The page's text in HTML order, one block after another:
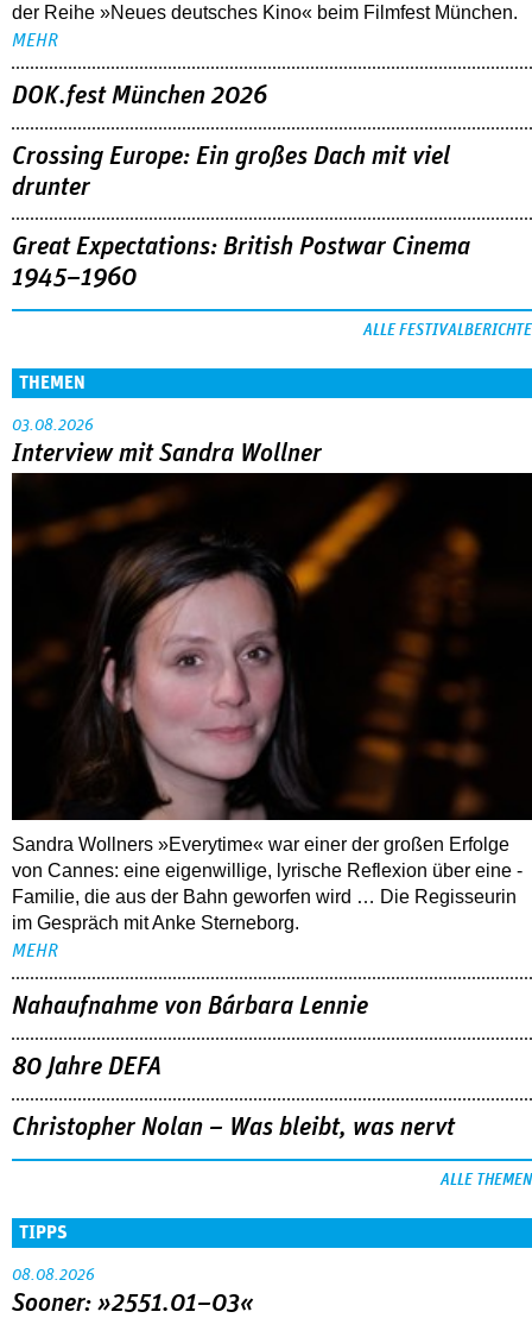
der Reihe »Neues deutsches Kino« beim Filmfest München.
MEHR
DOK.fest München 2026
Crossing Europe: Ein großes Dach mit viel
drunter
Great Expectations: British Postwar Cinema
1945–1960
ALLE FESTIVALBERICHTE
THEMEN
03.08.2026
Interview mit Sandra Wollner
Sandra Wollners »Everytime« war einer der großen Erfolge
von Cannes: eine eigenwillige, lyrische Reflexion über eine ­
Familie, die aus der Bahn geworfen wird … Die Regisseurin
im Gespräch mit Anke Sterneborg.
MEHR
Nahaufnahme von Bárbara Lennie
80 Jahre DEFA
Christopher Nolan – Was bleibt, was nervt
ALLE THEMEN
TIPPS
08.08.2026
Sooner: »2551.01–03«